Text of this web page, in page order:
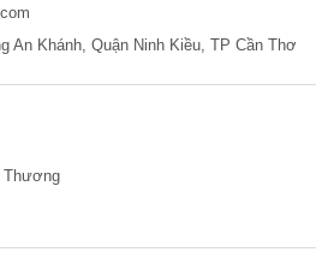
An Khánh, Quận Ninh Kiều, TP Cần Thơ
Thương